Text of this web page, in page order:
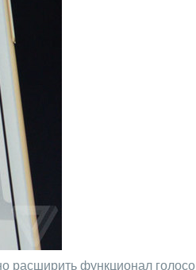
расширить функционал